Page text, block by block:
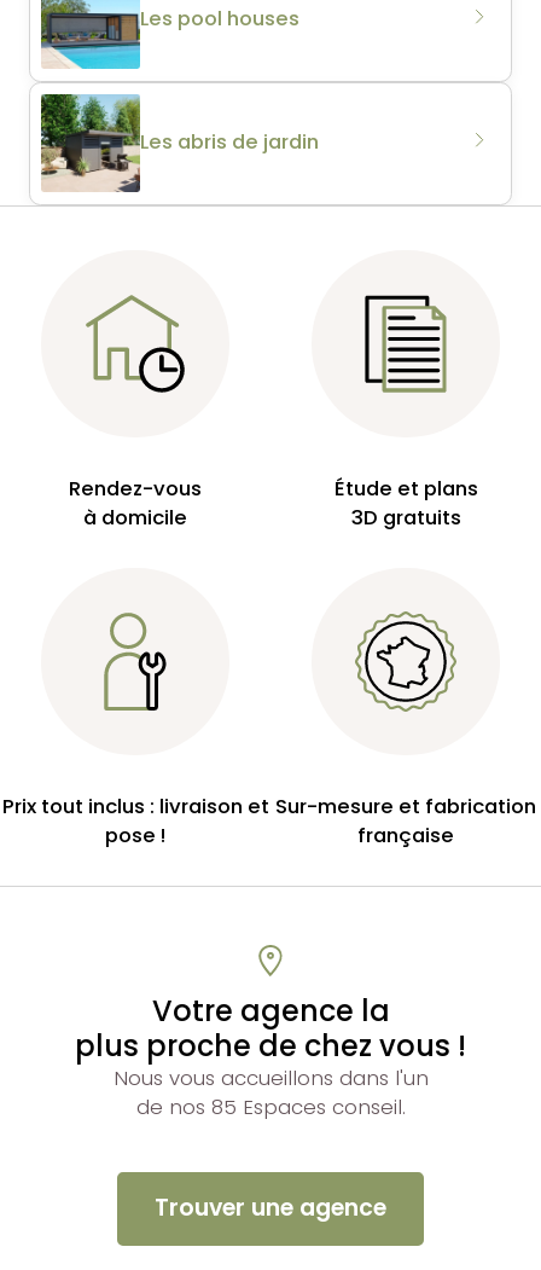
Les pool houses
Les abris de jardin
Rendez-vous
à domicile
Étude et plans
3D gratuits
Prix tout inclus : livraison et
pose !
Sur-mesure et fabrication
française
Votre agence la
plus proche de chez vous !
Nous vous accueillons dans l'un
de nos 85 Espaces conseil.
Trouver une agence